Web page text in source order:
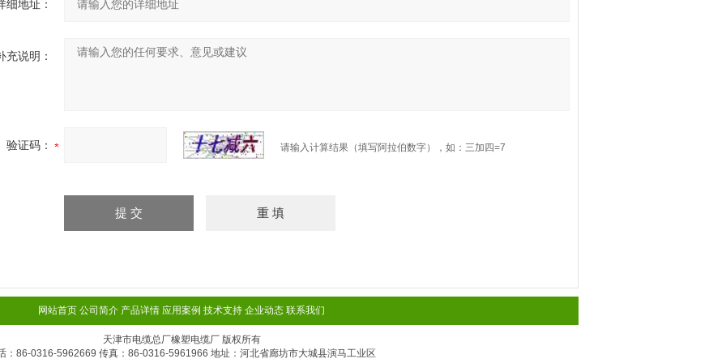
细地址：
充说明：
验证码： 请输入计算结果（填写阿拉伯数字），如：三加四=7
网站首页 公司简介 产品详情 应用案例 技术支持 企业动态 联系我们
天津市电缆总厂橡塑电缆厂 版权所有
：86-0316-5962669 传真：86-0316-5961966 地址：河北省廊坊市大城县演马工业区